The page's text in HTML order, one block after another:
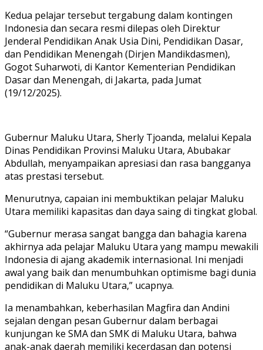
Kedua pelajar tersebut tergabung dalam kontingen
Indonesia dan secara resmi dilepas oleh Direktur
Jenderal Pendidikan Anak Usia Dini, Pendidikan Dasar,
dan Pendidikan Menengah (Dirjen Mandikdasmen),
Gogot Suharwoti, di Kantor Kementerian Pendidikan
Dasar dan Menengah, di Jakarta, pada Jumat
(19/12/2025).
Gubernur Maluku Utara, Sherly Tjoanda, melalui Kepala
Dinas Pendidikan Provinsi Maluku Utara, Abubakar
Abdullah, menyampaikan apresiasi dan rasa bangganya
atas prestasi tersebut.
Menurutnya, capaian ini membuktikan pelajar Maluku
Utara memiliki kapasitas dan daya saing di tingkat global.
“Gubernur merasa sangat bangga dan bahagia karena
akhirnya ada pelajar Maluku Utara yang mampu mewakili
Indonesia di ajang akademik internasional. Ini menjadi
awal yang baik dan menumbuhkan optimisme bagi dunia
pendidikan di Maluku Utara,” ucapnya.
Ia menambahkan, keberhasilan Magfira dan Andini
sejalan dengan pesan Gubernur dalam berbagai
kunjungan ke SMA dan SMK di Maluku Utara, bahwa
anak-anak daerah memiliki kecerdasan dan potensi